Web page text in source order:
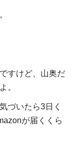
すけど、山奥だ
。
づいたら3日く
が届くくら